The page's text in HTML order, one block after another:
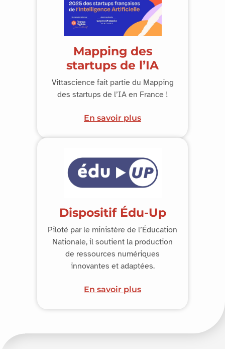
Mapping des
startups de l’IA
Vittascience fait partie du Mapping
des startups de l’IA en France !
En savoir plus
Dispositif Édu-Up
Piloté par le ministère de l’Éducation
Nationale, il soutient la production
de ressources numériques
innovantes et adaptées.
En savoir plus